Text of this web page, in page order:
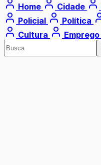
Home Cidade
Policial
Política
Cultura
Emprego